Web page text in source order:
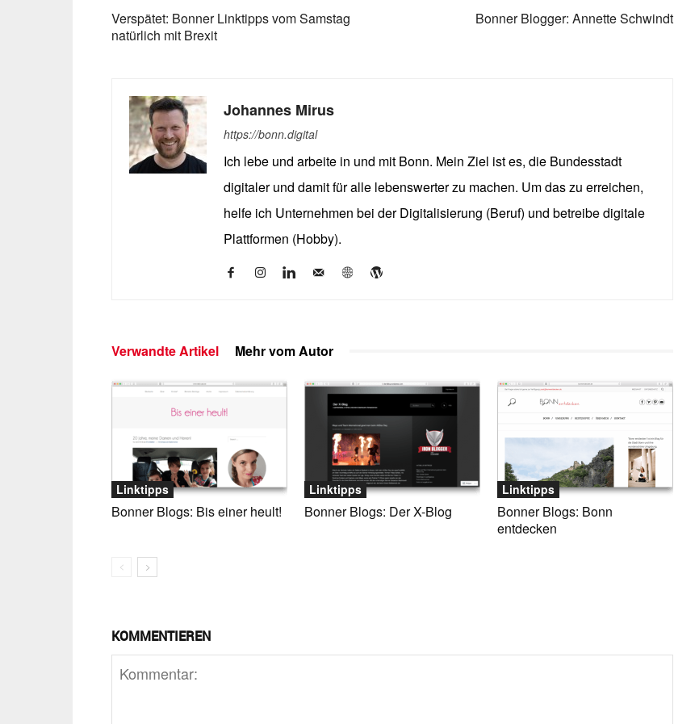
Verspätet: Bonner Linktipps vom Samstag
natürlich mit Brexit
Bonner Blogger: Annette Schwindt
Johannes Mirus
https://bonn.digital
Ich lebe und arbeite in und mit Bonn. Mein Ziel ist es, die Bundesstadt
digitaler und damit für alle lebenswerter zu machen. Um das zu erreichen,
helfe ich Unternehmen bei der Digitalisierung (Beruf) und betreibe digitale
Plattformen (Hobby).
Verwandte Artikel Mehr vom Autor
Linktipps
Bonner Blogs: Bis einer heult!
Linktipps
Bonner Blogs: Der X-Blog
Linktipps
Bonner Blogs: Bonn
entdecken
KOMMENTIEREN